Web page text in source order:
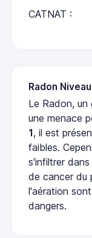
CATNAT :
Radon Niveau
Le Radon,
une menace
1, il est
faibles.
s'infiltrer dans
de cancer du
l'aération
dangers.